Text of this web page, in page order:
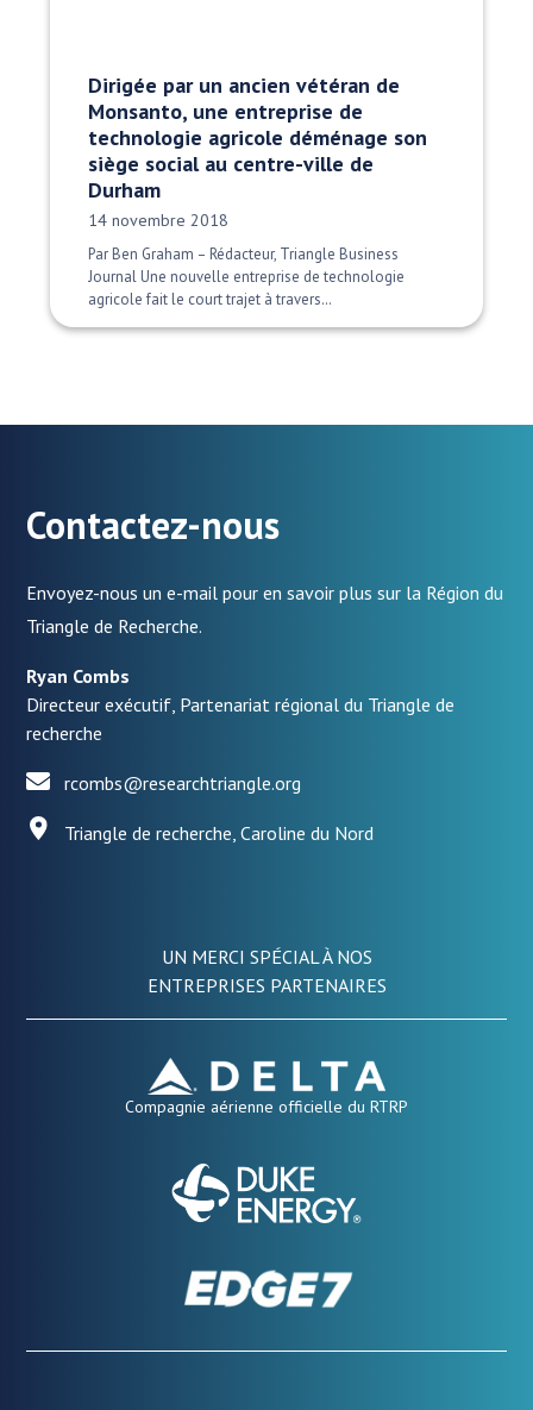
Dirigée par un ancien vétéran de
Monsanto, une entreprise de
technologie agricole déménage son
siège social au centre-ville de
Durham
Date publiée:
14 novembre 2018
Par Ben Graham – Rédacteur, Triangle Business
Journal Une nouvelle entreprise de technologie
agricole fait le court trajet à travers…
Contactez-nous
Envoyez-nous un e-mail pour en savoir plus sur la Région du
Triangle de Recherche.
Ryan Combs
Directeur exécutif, Partenariat régional du Triangle de
recherche
rcombs@researchtriangle.org
Triangle de recherche, Caroline du Nord
UN MERCI SPÉCIAL À NOS
ENTREPRISES PARTENAIRES
Compagnie aérienne officielle du RTRP